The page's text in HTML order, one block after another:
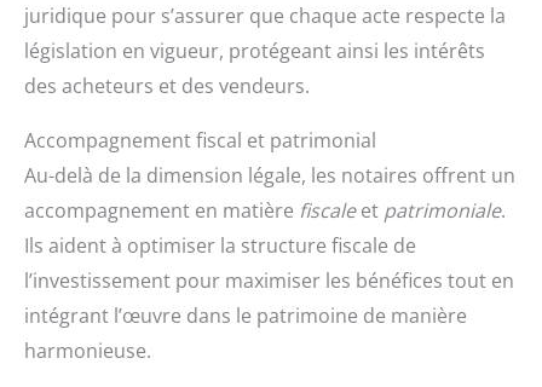
juridique pour s’assurer que chaque acte respecte la
législation en vigueur, protégeant ainsi les intérêts
des acheteurs et des vendeurs.
Accompagnement fiscal et patrimonial
Au-delà de la dimension légale, les notaires offrent un
accompagnement en matière fiscaleet patrimoniale.
Ils aident à optimiser la structure fiscale de
l’investissement pour maximiser les bénéfices tout en
intégrant l’œuvre dans le patrimoine de manière
harmonieuse.